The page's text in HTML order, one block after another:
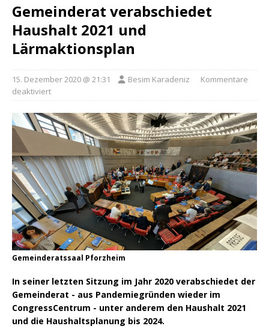
Gemeinderat verabschiedet
Haushalt 2021 und
Lärmaktionsplan
15. Dezember 2020 @ 21:31 Besim Karadeniz
Kommentare
deaktiviert
Gemeinderatssaal Pforzheim
In seiner letzten Sitzung im Jahr 2020 verabschiedet der
Gemeinderat - aus Pandemiegründen wieder im
CongressCentrum - unter anderem den Haushalt 2021
und die Haushaltsplanung bis 2024.